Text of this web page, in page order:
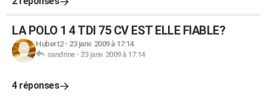
LA POLO 1 4 TDI 75 CV EST ELLE FIABLE?
Hubert2- 23 janv. 2009 à 17:14
sandrine- 23 janv. 2009 à 17:14
4 réponses